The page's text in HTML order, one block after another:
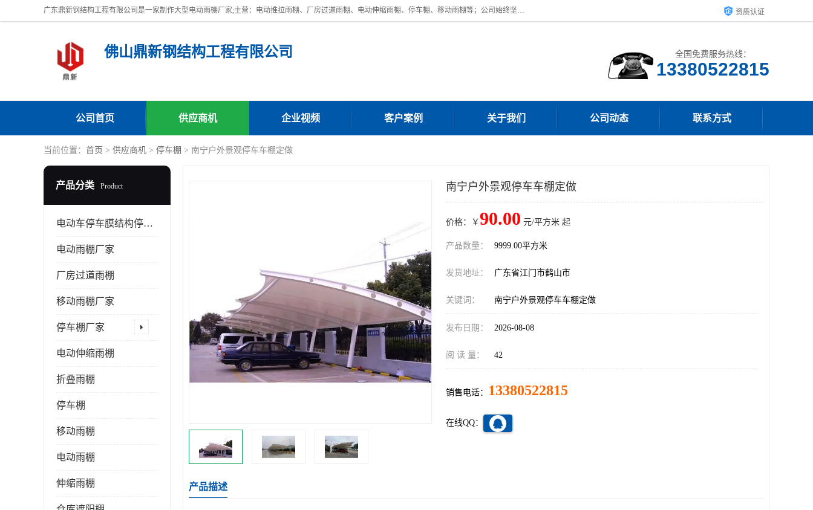
广东鼎新钢结构工程有限公司是一家制作大型电动雨棚厂家;主营：电动推拉雨棚、厂房过道雨棚、电动伸缩雨棚、停车棚、移动雨棚等；公司始终坚持结构创新,品质优越,美观形象,且售后服务好。公司充分吸纳当今休闲用品的前端技术和风格,为您带来质价相宜,时尚典雅的各种户外用品, 资质认证
佛山鼎新钢结构工程有限公司 全国免费服务热线：
13380522815
公司首页 供应商机 企业视频 客户案例 关于我们 公司动态 联系方式
当前位置： 首页 > 供应商机 > 停车棚 > 南宁户外景观停车车棚定做
产品分类 Product
电动车停车膜结构停车棚
电动雨棚厂家
厂房过道雨棚
移动雨棚厂家
停车棚厂家
电动伸缩雨棚
折叠雨棚
停车棚
移动雨棚
电动雨棚
伸缩雨棚
南宁户外景观停车车棚定做
价格：￥ 90.00 元/平方米 起
产品数量： 9999.00平方米
发货地址： 广东省江门市鹤山市
关键词： 南宁户外景观停车车棚定做
发布日期： 2026-08-08
阅 读 量： 42
销售电话： 13380522815
在线QQ：
产品描述